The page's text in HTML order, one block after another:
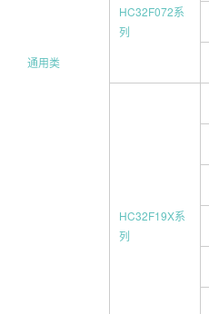
通用类
HC32F072系
列
HC32F19X系
列